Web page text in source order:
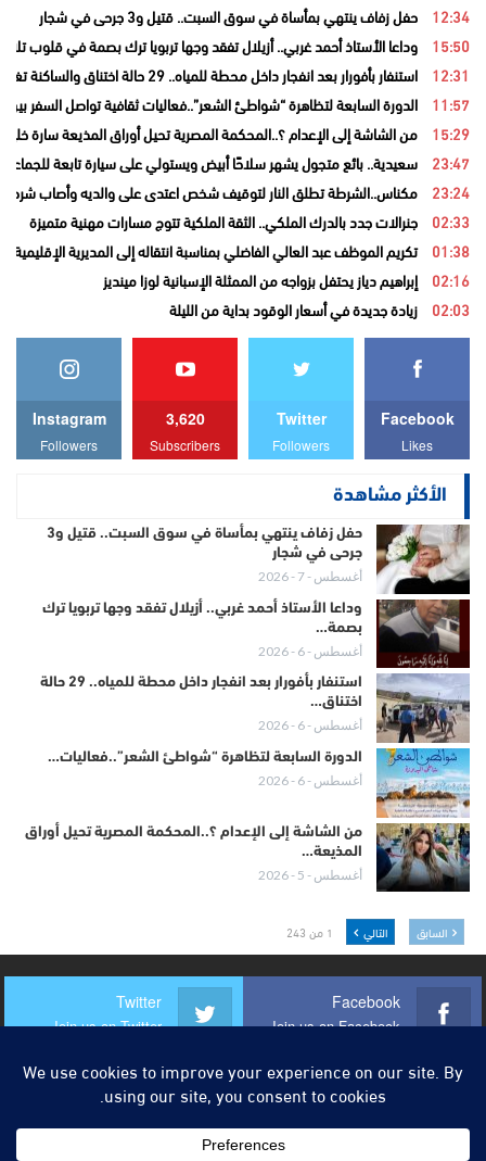
12:34 حفل زفاف ينتهي بمأساة في سوق السبت.. قتيل و3 جرحى في شجار
15:50 وداعا الأستاذ أحمد غربي.. أزيلال تفقد وجها تربويا ترك بصمة في قلوب
12:31 استنفار بأفورار بعد انفجار داخل محطة للمياه.. 29 حالة اختناق والساكنة تغادر منازلها خوفاً من الغاز
11:57 الدورة السابعة لتظاهرة “شواطئ الشعر”..فعاليات ثقافية تواصل السفر بين
15:29 من الشاشة إلى الإعدام ؟..المحكمة المصرية تحيل أوراق المذيعة سارة
23:47 سعيدية.. بائع متجول يشهر سلاحًا أبيض ويستولي على سيارة تابعة للجماعة
23:24 مكناس..الشرطة تطلق النار لتوقيف شخص اعتدى على والديه وأصاب شرطيا
02:33 جنرالات جدد بالدرك الملكي.. الثقة الملكية تتوج مسارات مهنية متميزة
01:38 تكريم الموظف عبد العالي الفاضلي بمناسبة انتقاله إلى المديرية الإقليمية
02:16 إبراهيم دياز يحتفل بزواجه من الممثلة الإسبانية لوزا مينديز
02:03 زيادة جديدة في أسعار الوقود بداية من الليلة
Facebook
Likes
Twitter
Followers
3,620
Subscribers
Instagram
Followers
الأكثر مشاهدة
حفل زفاف ينتهي بمأساة في سوق السبت.. قتيل و3
جرحى في شجار
أغسطس - 7 - 2026
وداعا الأستاذ أحمد غربي.. أزيلال تفقد وجها تربويا ترك
بصمة…
أغسطس - 6 - 2026
استنفار بأفورار بعد انفجار داخل محطة للمياه.. 29 حالة
اختناق…
أغسطس - 6 - 2026
الدورة السابعة لتظاهرة “شواطئ الشعر”..فعاليات…
أغسطس - 6 - 2026
من الشاشة إلى الإعدام ؟..المحكمة المصرية تحيل أوراق
المذيعة…
أغسطس - 5 - 2026
السابق التالي 1 من 243
Facebook
Join us on Facebook
Twitter
Join us on Twitter
Youtube
Join us on Youtube
Instagram
Join us on Instagram